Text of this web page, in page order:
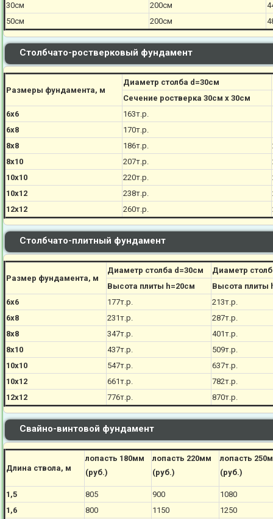
30см
200см
50см
200см
Столбчато-ростверковый фундамент
Размеры фундамента, м
Диаметр столба d=30см
Сечение ростверка 30см х 30см
6х6
163т.р.
6х8
170т.р.
8х8
186т.р.
8х10
207т.р.
10х10
220т.р.
10х12
238т.р.
12х12
260т.р.
Столбчато-плитный фундамент
Размер фундамента, м
Диаметр столба d=30см
Диаметр
Высота плиты h=20см
Высота плиты
6х6
177т.р. 213т.р.
6х8
231т.р. 287т.р.
8х8
347т.р. 401т.р.
8х10
437т.р. 509т.р.
10х10
547т.р. 637т.р.
10х12
661т.р. 782т.р.
12х12
776т.р. 870т.р.
Свайно-винтовой фундамент
Длина ствола, м
лопасть 180мм
(руб.)
лопасть 220мм
(руб.)
лопасть
(руб.)
1,5 805 900
1080
1,6
800 1150
1250